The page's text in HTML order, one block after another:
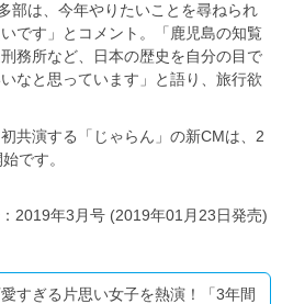
部は、今年やりたいことを尋ねられ
です」とコメント。「鹿児島の知覧
務所など、日本の歴史を自分の目で
なと思っています」と語り、旅行欲
共演する「じゃらん」の新CMは、2
です。
2019年3月号 (2019年01月23日発売)
すぎる片思い女子を熱演！「3年間